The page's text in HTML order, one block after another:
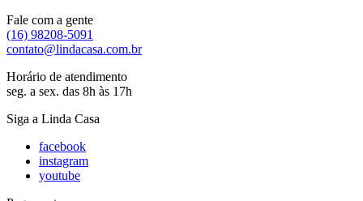
Fale com a gente
(16) 98208-5091
contato@lindacasa.com.br
Horário de atendimento
seg. a sex. das 8h às 17h
Siga a Linda Casa
facebook
instagram
youtube